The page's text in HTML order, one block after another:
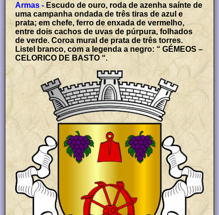
Armas - Escudo de ouro, roda de azenha saínte de
uma campanha ondada de três tiras de azul e
prata; em chefe, ferro de enxada de vermelho,
entre dois cachos de uvas de púrpura, folhados
de verde. Coroa mural de prata de três torres.
Listel branco, com a legenda a negro: “ GÉMEOS –
CELORICO DE BASTO “.